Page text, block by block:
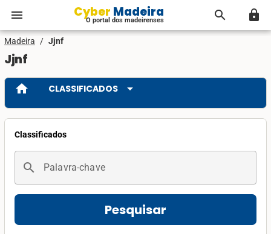
menu Cyber Madeira
O portal dos madeirenses search lock
Madeira / Jjnf
Jjnf
home CLASSIFICADOS arrow_drop_down
Classificados
search Palavra-chave
Pesquisar